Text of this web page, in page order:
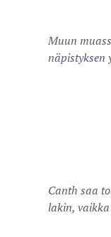
Muun
näpistyksen
Canth saa
lakin,